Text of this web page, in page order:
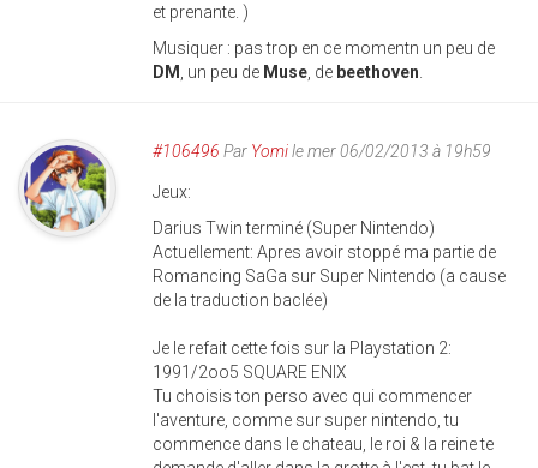
et prenante. )
Musiquer : pas trop en ce momentn un peu de
DM , un peu de Muse , de beethoven
#106496 Par Yomile mer 06/02/2013 à 19h59
Jeux:
Darius Twin terminé (Super Nintendo)
Actuellement: Apres avoir stoppé ma partie de
Romancing SaGa sur Super Nintendo (a cause
de la traduction baclée)
Je le refait cette fois sur la Playstation 2:
1991/2oo5 SQUARE ENIX
Tu choisis ton perso avec qui commencer
l'aventure, comme sur super nintendo, tu
commence dans le chateau, le roi & la reine te